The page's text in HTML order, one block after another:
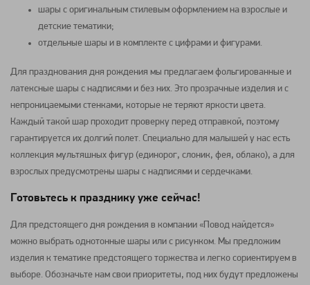
шары с оригинальным стилевым оформлением на взрослые и
детские тематики;
отдельные шары и в комплекте с цифрами и фигурами.
Для празднования дня рождения мы предлагаем фольгированные и
латексные шары с надписями и без них. Это прозрачные изделия и с
непроницаемыми стенками, которые не теряют яркости цвета.
Каждый такой шар проходит проверку перед отправкой, поэтому
гарантируется их долгий полет. Специально для малышей у нас есть
коллекция мультяшных фигур (единорог, слоник, фея, облако), а для
взрослых предусмотрены шары с надписями и сердечками.
Готовьтесь к празднику уже сейчас!
Для предстоящего дня рождения в компании «Повод найдется»
можно выбрать однотонные шары или с рисунком. Мы предложим
изделия к тематике предстоящего торжества и легко сориентируем в
выборе. Обозначьте нам свои приоритеты, под них будут предложены